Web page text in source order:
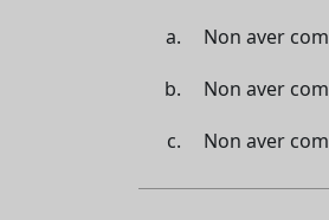
Non aver
Non aver
Non aver